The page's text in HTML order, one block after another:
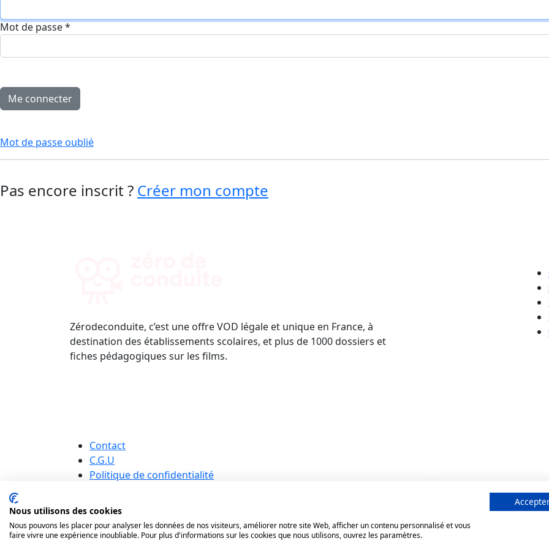
Mot de passe*
Mot de passe oublié
Pas encore inscrit ? Créer mon compte
Zérodeconduite, c’est une offre VOD légale et unique en France, à
destination des établissements scolaires, et plus de 1000 dossiers et
fiches pédagogiques sur les films.
Contact
C.G.U
Politique de confidentialité
Nous utilisons des cookies
Nous pouvons les placer pour analyser les données de nos visiteurs, améliorer notre site Web, afficher un contenu personnalisé et vous
faire vivre une expérience inoubliable. Pour plus d'informations sur les cookies que nous utilisons, ouvrez les paramètres.